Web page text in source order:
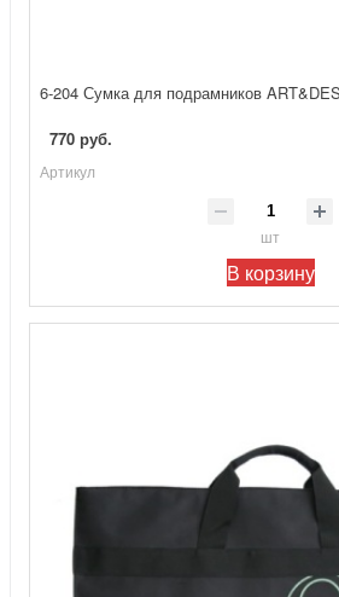
6-204 Сумка для подрамников
770 руб.
Артикул
шт
В корзину